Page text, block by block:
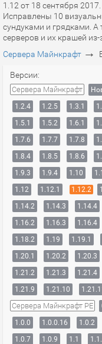
1.12 от 18 сентября
Исправлены 10
сундуками и грядками.
серверов и их крашей из-
Сервера Майнкрафт →
Версии:
Сервера Майнкрафт
1.2.4
1.2.5 1.3.1
1.5.1
1.5.2 1.6.1
1.7.6
1.7.7 1.7.8
1.8.4
1.8.5 1.8.6
1.9.3
1.9.4 1.10
1.12
1.12.1 1.12.2
1.14.2
1.14.3 1.14.4
1.16.2
1.16.3 1.16.4
1.18.2
1.19 1.19.1
1.20.1
1.20.2 1.20.3
1.21.2
1.21.3 1.21.4
1.21.9
1.21.10
Сервера Майнкрафт PE
1.0.0
1.0.0.16 1.0.2
1.0.7
1.0.9 1.1